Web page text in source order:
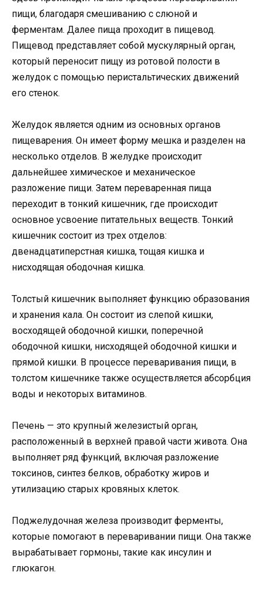
пищи, благодаря смешиванию с слюной и
ферментам. Далее пища проходит в пищевод.
Пищевод представляет собой мускулярный орган,
который переносит пищу из ротовой полости в
желудок с помощью перистальтических движений
его стенок.
Желудок является одним из основных органов
пищеварения. Он имеет форму мешка и разделен на
несколько отделов. В желудке происходит
дальнейшее химическое и механическое
разложение пищи. Затем переваренная пища
переходит в тонкий кишечник, где происходит
основное усвоение питательных веществ. Тонкий
кишечник состоит из трех отделов:
двенадцатиперстная кишка, тощая кишка и
нисходящая ободочная кишка.
Толстый кишечник выполняет функцию образования
и хранения кала. Он состоит из слепой кишки,
восходящей ободочной кишки, поперечной
ободочной кишки, нисходящей ободочной кишки и
прямой кишки. В процессе переваривания пищи, в
толстом кишечнике также осуществляется абсорбция
воды и некоторых витаминов.
Печень — это крупный железистый орган,
расположенный в верхней правой части живота. Она
выполняет ряд функций, включая разложение
токсинов, синтез белков, обработку жиров и
утилизацию старых кровяных клеток.
Поджелудочная железа производит ферменты,
которые помогают в переваривании пищи. Она также
вырабатывает гормоны, такие как инсулин и
глюкагон.